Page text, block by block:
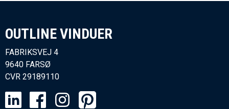
OUTLINE VINDUER​
FABRIKSVEJ 4
9640 FARSØ
CVR 29189110